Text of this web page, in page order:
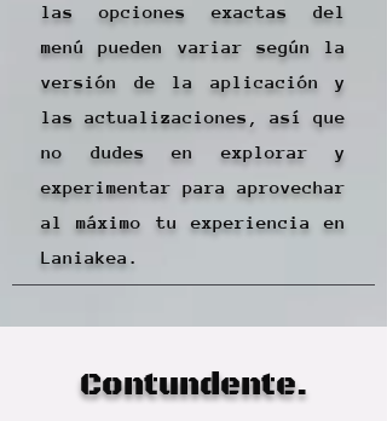
las opciones exactas del
menú pueden variar según la
versión de la aplicación y
las actualizaciones, así que
no dudes en explorar y
experimentar para aprovechar
al máximo tu experiencia en
Laniakea.
Contundente.